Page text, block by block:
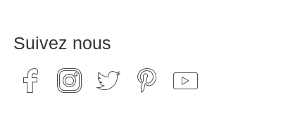
Suivez nous